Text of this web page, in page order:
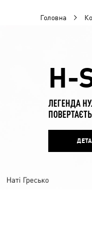
Головна
H-
ЛЕГЕНДА